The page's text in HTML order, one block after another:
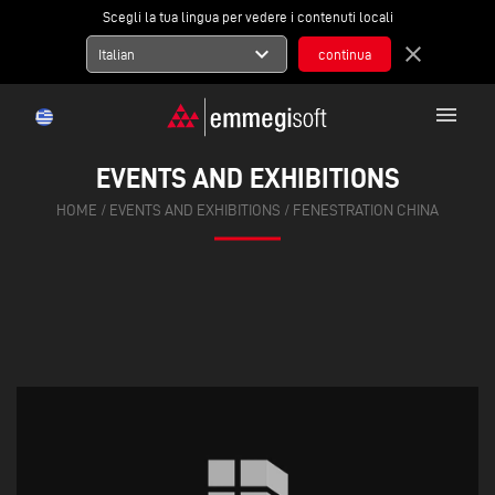
Scegli la tua lingua per vedere i contenuti locali
Italian expand_more close
menu
EVENTS AND EXHIBITIONS
HOME / EVENTS AND EXHIBITIONS / FENESTRATION CHINA